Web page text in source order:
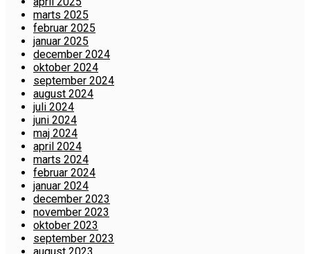
marts 2025
februar 2025
januar 2025
december 2024
oktober 2024
september 2024
august 2024
juli 2024
juni 2024
maj 2024
april 2024
marts 2024
februar 2024
januar 2024
december 2023
november 2023
oktober 2023
september 2023